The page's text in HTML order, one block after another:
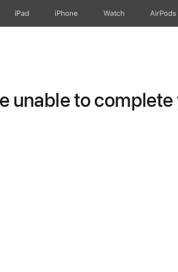
iPad iPhone Watch AirPods
unable to